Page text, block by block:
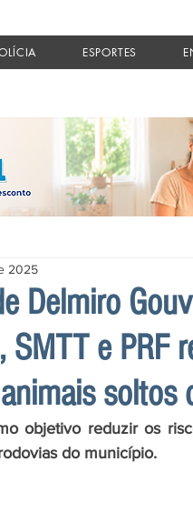
ESPORTES
Delmiro
e PRF
soltos
2025
objetivo reduzir os
do município.